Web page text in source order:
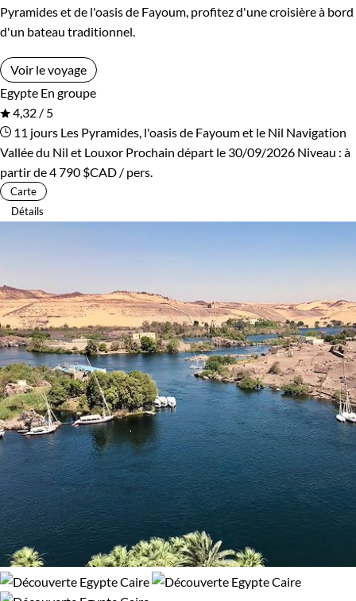
Pyramides et de l'oasis de Fayoum, profitez d'une croisière à bord
d'un bateau traditionnel.
Voir le voyage
Egypte En groupe
4,32 / 5
11 jours Les Pyramides, l'oasis de Fayoum et le Nil Navigation
Vallée du Nil et Louxor Prochain départ le 30/09/2026 Niveau : à
partir de4 790 $CAD / pers.
Carte
Détails